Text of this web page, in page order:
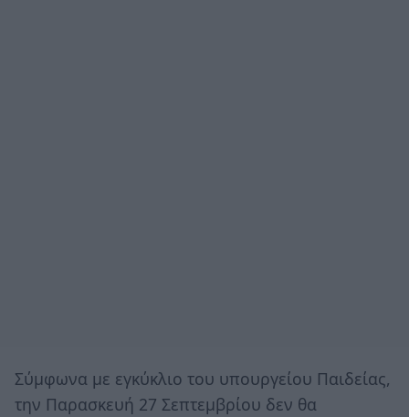
Σύμφωνα με εγκύκλιο του υπουργείου Παιδείας,
την Παρασκευή 27 Σεπτεμβρίου δεν θα